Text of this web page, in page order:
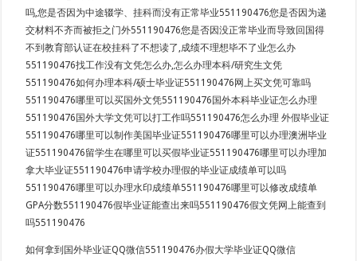
吗,您是否因为中途辍学、挂科而没有正常毕业551190476您是否因为递
交材料不齐而被拒之门外551190476您是否因没正常毕业而导致回国得
不到教育部认证在校挂科了不想读了,成绩不理想毕不了业怎么办
551190476找工作没有文凭怎么办,怎么办理本科/研究生文凭
551190476如何办理本科/硕士毕业证551190476网上买文凭可靠吗
551190476哪里可以买国外文凭551190476国外本科毕业证怎么办理
551190476国外大学文凭可以打工作吗551190476怎么办理 外假毕业证
551190476哪里可以制作美国毕业证551190476哪里可以办理澳洲毕业
证551190476留学生在哪里可以买假毕业证551190476哪里可以办理加
拿大毕业证551190476申请学校办理假的毕业证成绩单可以吗
551190476哪里可以办理水印成绩单551190476哪里可以修改成绩单
GPA分数551190476假毕业证能查出来吗551190476假文凭网上能查到
吗551190476
如何拿到国外毕业证QQ微信551190476办假大学毕业证QQ微信